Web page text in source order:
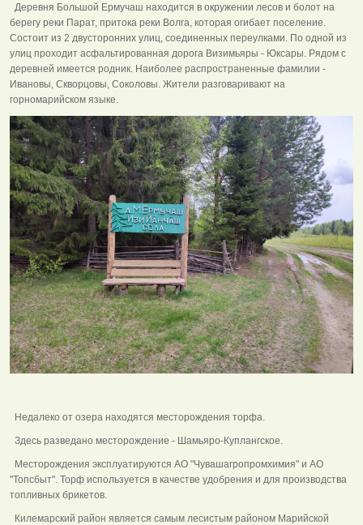
Деревня Большой Ермучаш находится в окружении лесов и болот на
берегу реки Парат, притока реки Волга, которая огибает поселение.
Состоит из 2 двусторонних улиц, соединенных переулками. По одной из
улиц проходит асфальтированная дорога Визимьяры - Юксары. Рядом с
деревней имеется родник. Наиболее распространенные фамилии -
Ивановы, Скворцовы, Соколовы. Жители разговаривают на
горномарийском языке.
Недалеко от озера находятся месторождения торфа.
Здесь разведано месторождение - Шамьяро-Куплангское.
Месторождения эксплуатируются АО "Чувашагропромхимия" и АО
"Топсбыт". Торф используется в качестве удобрения и для производства
топливных брикетов.
Килемарский район является самым лесистым районом Марийской